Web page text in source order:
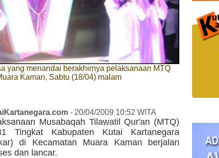
yang menandai berakhirnya pelaksanaan MTQ
Kaman, Sabtu (18/04) malam
- 20/04/2009 10:52 WITA
Musabaqah Tilawatil Qur'an (MTQ)
Tingkat Kabupaten Kutai Kartanegara
di Kecamatan Muara Kaman berjalan
dan lancar.